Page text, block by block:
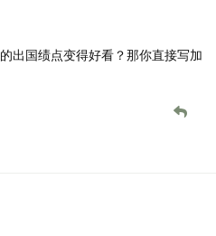
出国绩点变得好看？那你直接写加